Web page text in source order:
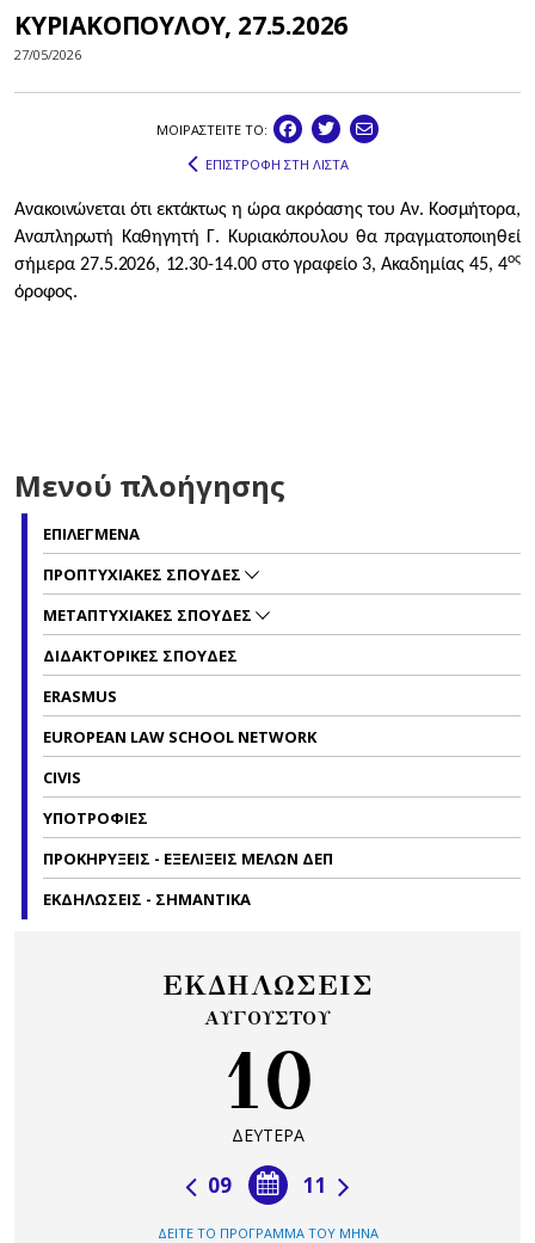
ΚΥΡΙΑΚΟΠΟΥΛΟΥ, 27.5.2026
27/05/2026
ΜΟΙΡΑΣΤEIΤΕ ΤΟ:
ΕΠΙΣΤΡΟΦΗ ΣΤΗ ΛΙΣΤΑ
Ανακοινώνεται ότι εκτάκτως η ώρα ακρόασης του Αν. Κοσμήτορα,
Αναπληρωτή Καθηγητή Γ. Κυριακόπουλου θα πραγματοποιηθεί
σήμερα 27.5.2026, 12.30-14.00 στο γραφείο 3, Ακαδημίας 45, 4ος
όροφος.
Μενού πλοήγησης
ΕΠΙΛΕΓΜΕΝΑ
ΠΡΟΠΤΥΧΙΑΚΕΣ ΣΠΟΥΔΕΣ
ΜΕΤΑΠΤΥΧΙΑΚΕΣ ΣΠΟΥΔΕΣ
ΔΙΔΑΚΤΟΡΙΚΕΣ ΣΠΟΥΔΕΣ
ERASMUS
EUROPEAN LAW SCHOOL NETWORK
CIVIS
ΥΠΟΤΡΟΦΙΕΣ
ΠΡΟΚΗΡΥΞΕΙΣ - ΕΞΕΛΙΞΕΙΣ ΜΕΛΩΝ ΔΕΠ
ΕΚΔΗΛΩΣΕΙΣ - ΣΗΜΑΝΤΙΚΑ
ΕΚΔΗΛΩΣΕΙΣ
ΑΥΓΟΥΣΤΟΥ
10
ΔΕΥΤΕΡΑ
11
09
ΔΕΙΤΕ ΤΟ ΠΡΟΓΡΑΜΜΑ ΤΟΥ ΜΗΝΑ